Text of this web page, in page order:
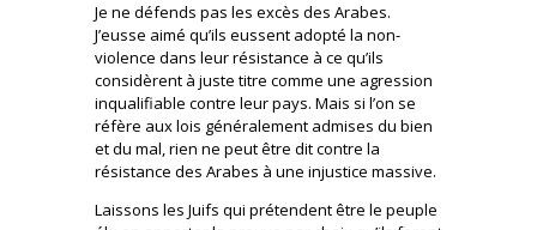
Je ne défends pas les excès des Arabes.
J’eusse aimé qu’ils eussent adopté la non-
violence dans leur résistance à ce qu’ils
considèrent à juste titre comme une agression
inqualifiable contre leur pays. Mais si l’on se
réfère aux lois généralement admises du bien
et du mal, rien ne peut être dit contre la
résistance des Arabes à une injustice massive.
Laissons les Juifs qui prétendent être le peuple